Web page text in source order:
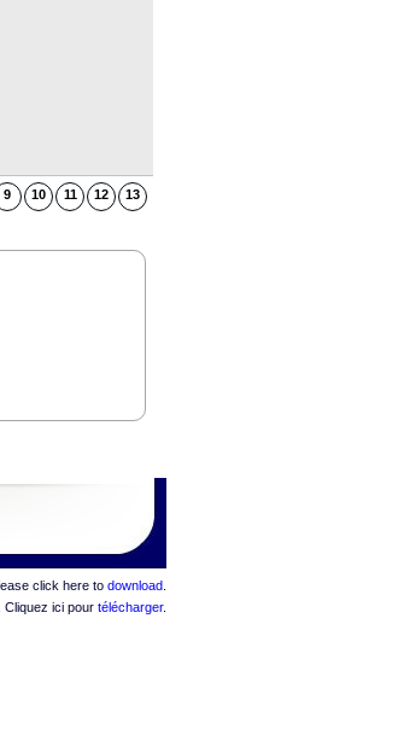
9 10 11 12 13
click here to download
Cliquez ici pour télécharger.